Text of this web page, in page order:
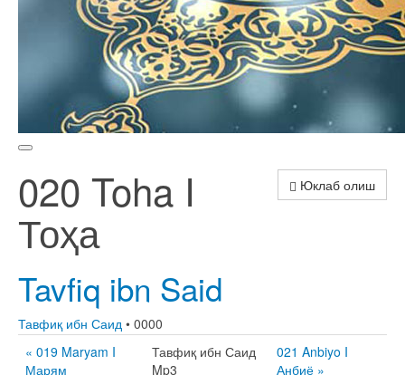
Юклаб олиш
020 Toha I
Тоҳа
Tavfiq ibn Said
Тавфиқ ибн Саид • 0000
« 019 Maryam I
Марям
Тавфиқ ибн Саид
Mp3
021 Anbiyo I
Анбиё »